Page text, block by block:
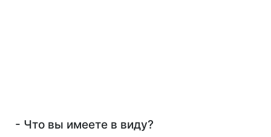
- Что вы имеете в виду?